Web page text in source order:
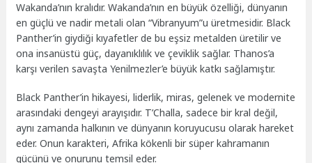
Wakanda’nın kralıdır. Wakanda’nın en büyük özelliği, dünyanın
en güçlü ve nadir metali olan “Vibranyum”u üretmesidir. Black
Panther’in giydiği kıyafetler de bu eşsiz metalden üretilir ve
ona insanüstü güç, dayanıklılık ve çeviklik sağlar. Thanos’a
karşı verilen savaşta Yenilmezler’e büyük katkı sağlamıştır.
Black Panther’in hikayesi, liderlik, miras, gelenek ve modernite
arasındaki dengeyi arayışıdır. T’Challa, sadece bir kral değil,
aynı zamanda halkının ve dünyanın koruyucusu olarak hareket
eder. Onun karakteri, Afrika kökenli bir süper kahramanın
gücünü ve onurunu temsil eder.